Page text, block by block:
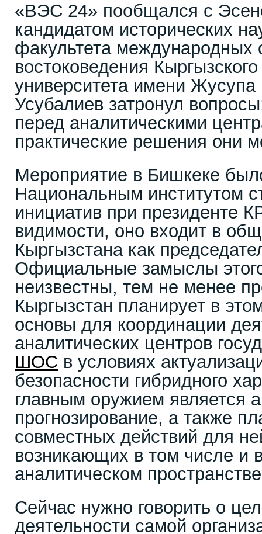
«ВЭС 24» пообщался с
кандидатом исторических
факультета международных
востоковедения
университета имени
Усубалиев затронул
перед аналитическими
практические решения они
Мероприятие в Бишкеке
Национальным институтом
инициатив при президенте
видимости, оно входит в
Кыргызстана как
Официальные замыслы
неизвестны, тем не менее
Кыргызстан планирует в
основы для координации
аналитических центров
ШОС в условиях
безопасности гибридного
главным оружием является
прогнозирование, а также
совместных действий для
возникающих в том числе и
аналитическом
Сейчас нужно говорить о
деятельности самой